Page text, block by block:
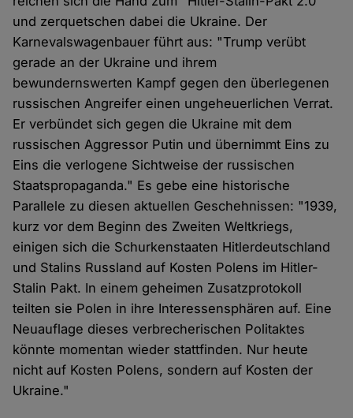
und zerquetschen dabei die Ukraine. Der
Karnevalswagenbauer führt aus: "Trump verübt
gerade an der Ukraine und ihrem
bewundernswerten Kampf gegen den überlegenen
russischen Angreifer einen ungeheuerlichen Verrat.
Er verbündet sich gegen die Ukraine mit dem
russischen Aggressor Putin und übernimmt Eins zu
Eins die verlogene Sichtweise der russischen
Staatspropaganda." Es gebe eine historische
Parallele zu diesen aktuellen Geschehnissen: "1939,
kurz vor dem Beginn des Zweiten Weltkriegs,
einigen sich die Schurkenstaaten Hitlerdeutschland
und Stalins Russland auf Kosten Polens im Hitler-
Stalin Pakt. In einem geheimen Zusatzprotokoll
teilten sie Polen in ihre Interessensphären auf. Eine
Neuauflage dieses verbrecherischen Politaktes
könnte momentan wieder stattfinden. Nur heute
nicht auf Kosten Polens, sondern auf Kosten der
Ukraine."